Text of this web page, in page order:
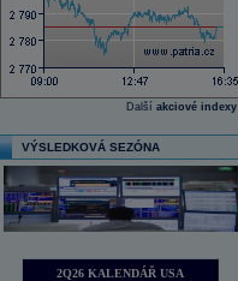
Další akciové indexy
VÝSLEDKOVÁ SEZÓNA
2Q26 KALENDÁŘ USA